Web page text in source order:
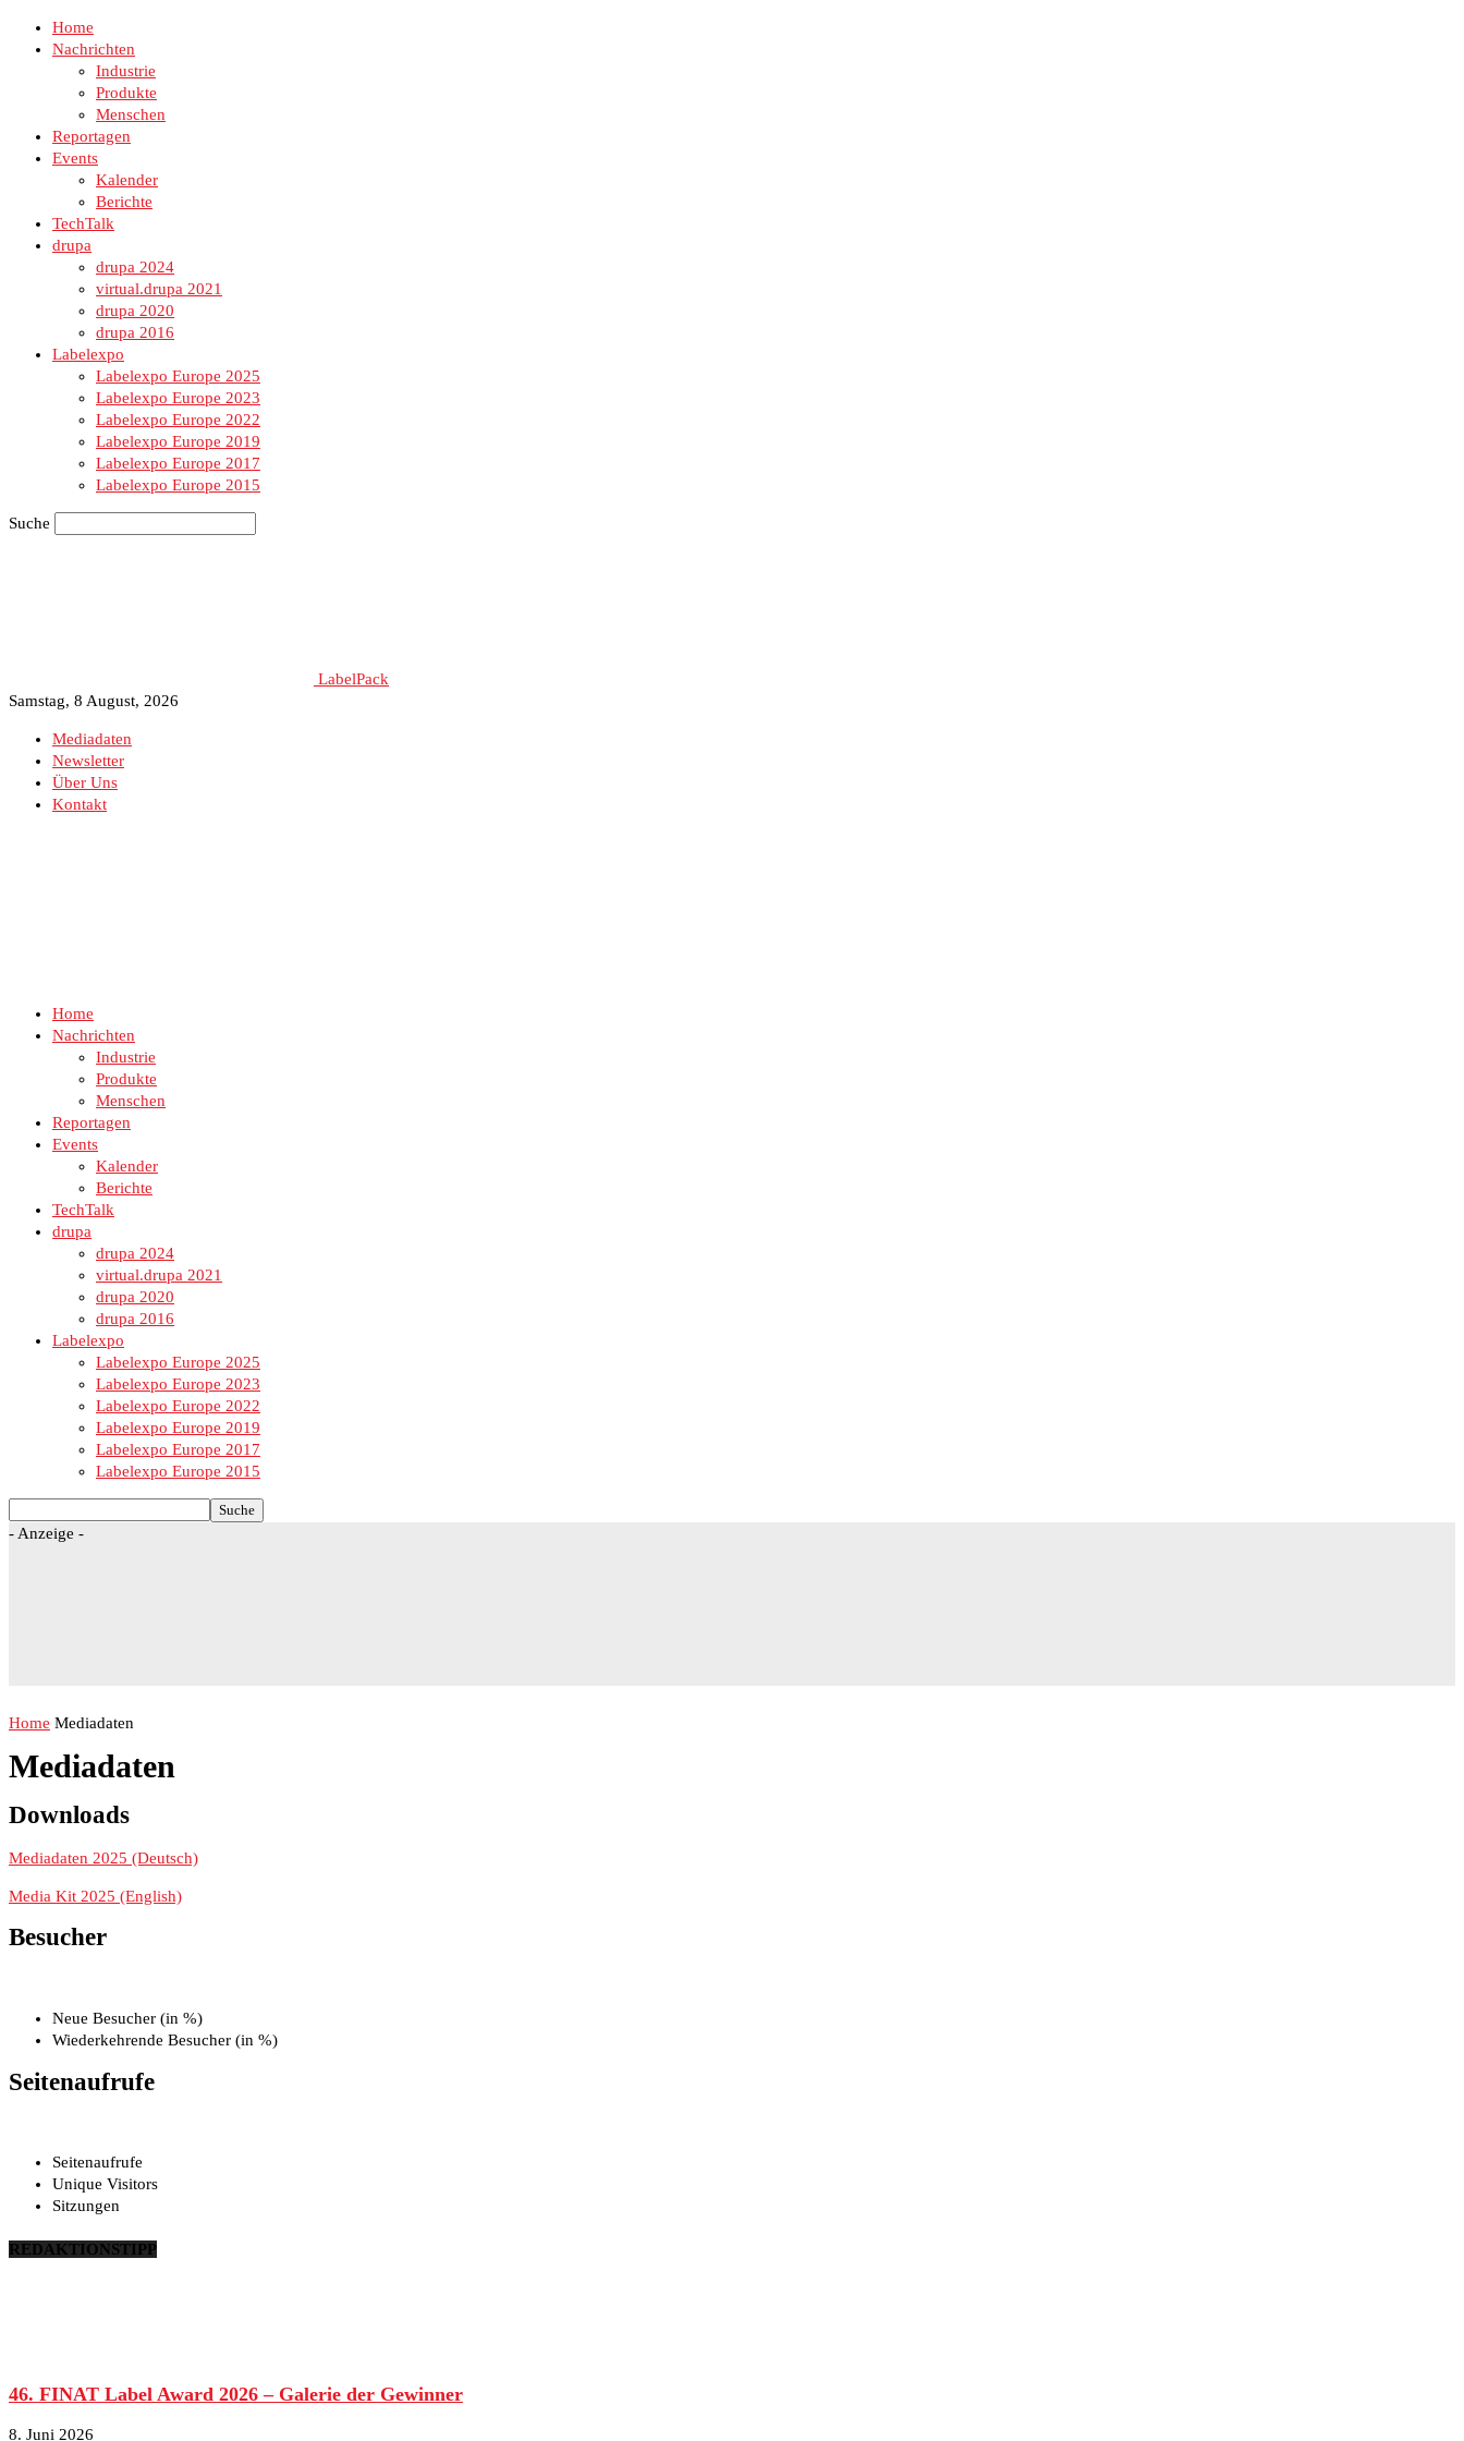
Home
Nachrichten
Industrie
Produkte
Menschen
Reportagen
Events
Kalender
Berichte
TechTalk
drupa
drupa 2024
virtual.drupa 2021
drupa 2020
drupa 2016
Labelexpo
Labelexpo Europe 2025
Labelexpo Europe 2023
Labelexpo Europe 2022
Labelexpo Europe 2019
Labelexpo Europe 2017
Labelexpo Europe 2015
Suche
LabelPack
Samstag, 8 August, 2026
Mediadaten
Newsletter
Über Uns
Kontakt
Home
Nachrichten
Industrie
Produkte
Menschen
Reportagen
Events
Kalender
Berichte
TechTalk
drupa
drupa 2024
virtual.drupa 2021
drupa 2020
drupa 2016
Labelexpo
Labelexpo Europe 2025
Labelexpo Europe 2023
Labelexpo Europe 2022
Labelexpo Europe 2019
Labelexpo Europe 2017
Labelexpo Europe 2015
- Anzeige -
Home Mediadaten
Mediadaten
Downloads
Mediadaten 2025 (Deutsch)
Media Kit 2025 (English)
Besucher
Neue Besucher (in %)
Wiederkehrende Besucher (in %)
Seitenaufrufe
Seitenaufrufe
Unique Visitors
Sitzungen
REDAKTIONSTIPP
46. FINAT Label Award 2026 – Galerie der Gewinner
8. Juni 2026